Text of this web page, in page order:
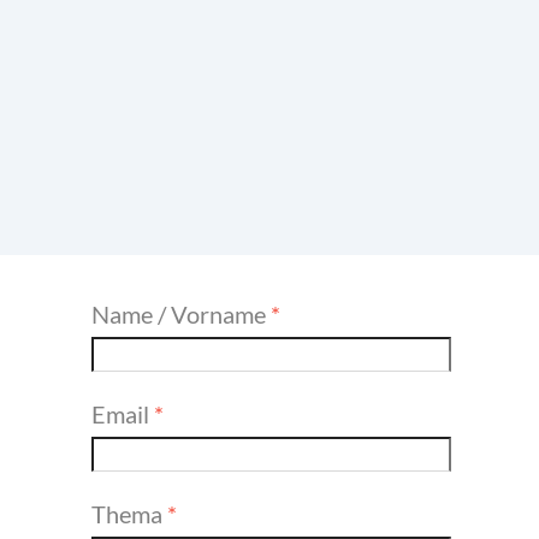
Name / Vorname *
Email *
Thema *